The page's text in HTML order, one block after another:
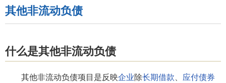
其他非流动负债
什么是其他非流动负债
其他非流动负债项目是反映企业除长期借款
应付债券